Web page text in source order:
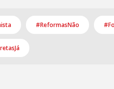
#ReformasNão